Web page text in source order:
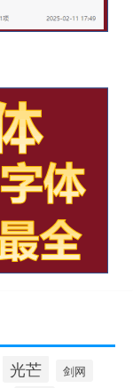
光芒
剑网